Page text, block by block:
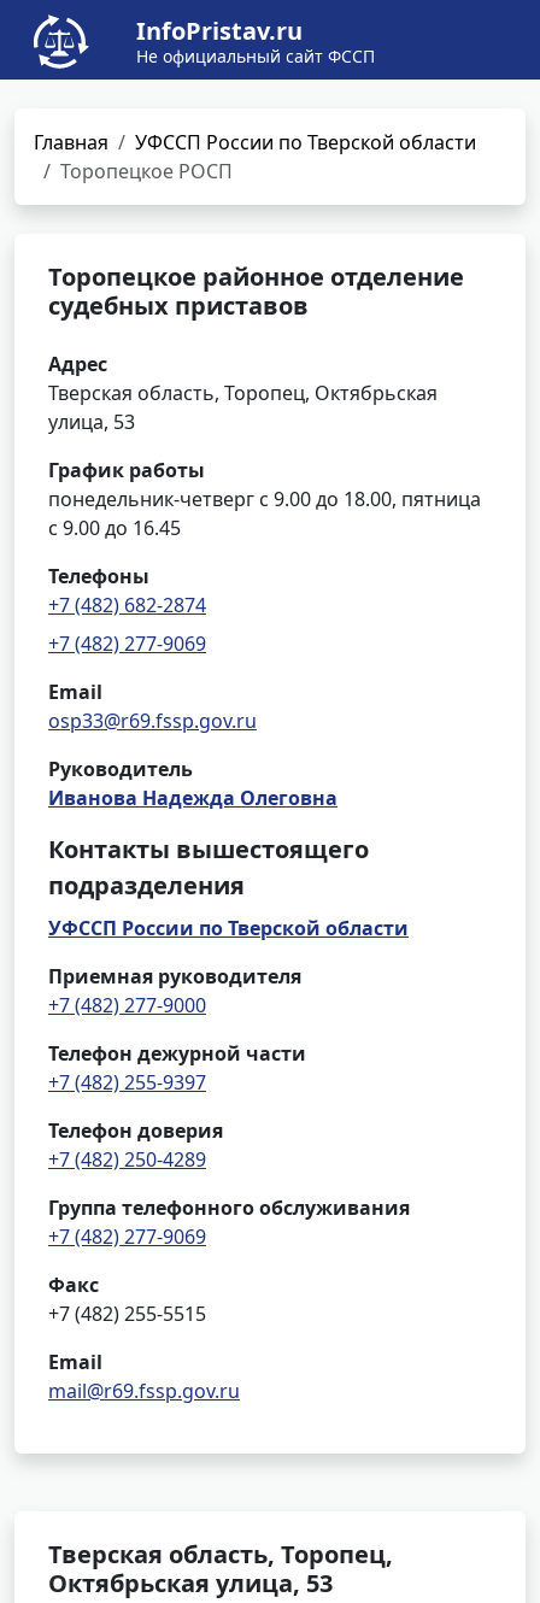
InfoPristav.ru
Не официальный сайт ФССП
Главная
УФССП России по Тверской области
Торопецкое РОСП
Торопецкое районное отделение
судебных приставов
Адрес
Тверская область, Торопец, Октябрьская
улица, 53
График работы
понедельник-четверг с 9.00 до 18.00, пятница
с 9.00 до 16.45
Телефоны
+7 (482) 682-2874
+7 (482) 277-9069
Email
osp33@r69.fssp.gov.ru
Руководитель
Иванова Надежда Олеговна
Контакты вышестоящего
подразделения
УФССП России по Тверской области
Приемная руководителя
+7 (482) 277-9000
Телефон дежурной части
+7 (482) 255-9397
Телефон доверия
+7 (482) 250-4289
Группа телефонного обслуживания
+7 (482) 277-9069
Факс
+7 (482) 255-5515
Email
mail@r69.fssp.gov.ru
Тверская область, Торопец,
Октябрьская улица, 53